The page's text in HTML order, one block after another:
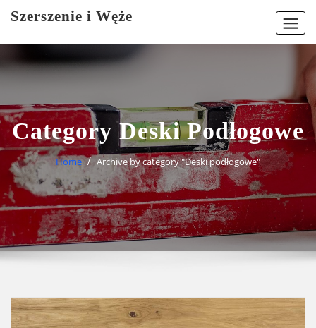
Szerszenie i Węże
Category Deski Podłogowe
Home Archive by category "Deski podłogowe"